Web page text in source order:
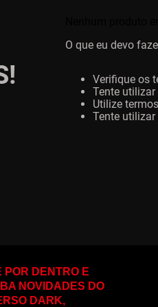
O que eu devo
Verifique os
Tente
Utilize
Tente
POR DENTRO E
NOVIDADES DO
DARK,